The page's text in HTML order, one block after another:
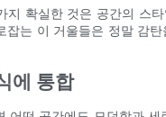
확실한 것은 공간의 스
잡는 이 거울들은 정말 감
에 통합